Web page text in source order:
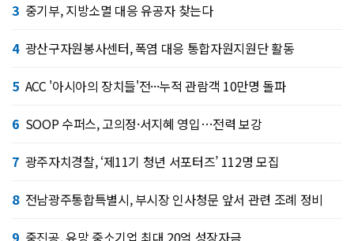
3 중기부, 지방소멸 대응 유공자 찾는다
4 광산구자원봉사센터, 폭염 대응 통합자원지원단 활동
5 ACC '아시아의 장치들'전···누적 관람객 10만명 돌파
6 SOOP 수퍼스, 고의정·서지혜 영입…전력 보강
7 광주자치경찰, ‘제11기 청년 서포터즈’ 112명 모집
8 전남광주통합특별시, 부시장 인사청문 앞서 관련 조례 정비
9 중진공, 유망 중소기업 최대 20억 성장자금